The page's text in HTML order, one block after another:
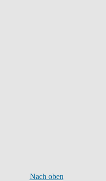
Nach oben